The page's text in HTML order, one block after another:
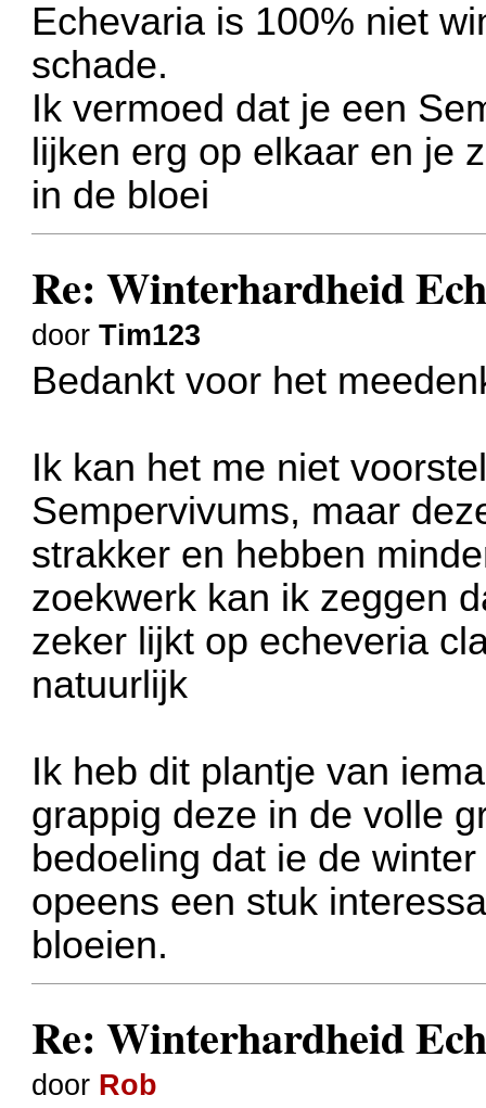
Echevaria is 100% niet
schade.
Ik vermoed dat je een
lijken erg op elkaar en je
in de bloei
Re: Winterhardheid
doorTim123
Bedankt voor het
Ik kan het me niet
Sempervivums, maar
strakker en hebben
zoekwerk kan ik zeggen
zeker lijkt op echeveria
natuurlijk
Ik heb dit plantje van
grappig deze in de volle
bedoeling dat ie de
opeens een stuk
bloeien.
Re: Winterhardheid
door Rob